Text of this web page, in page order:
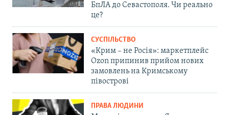
БпЛА до Севастополя. Чи реально
це?
СУСПІЛЬСТВО
«Крим – не Росія»: маркетплейс
Ozon припинив прийом нових
замовлень на Кримському
півострові
ПРАВА ЛЮДИНИ